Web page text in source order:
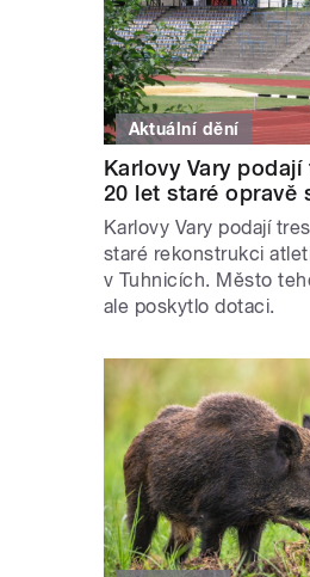
Aktuální dění
Karlovy Vary
20 let staré opravě
Karlovy Vary podají
staré rekonstrukci
v Tuhnicích. Město
ale poskytlo dotaci.